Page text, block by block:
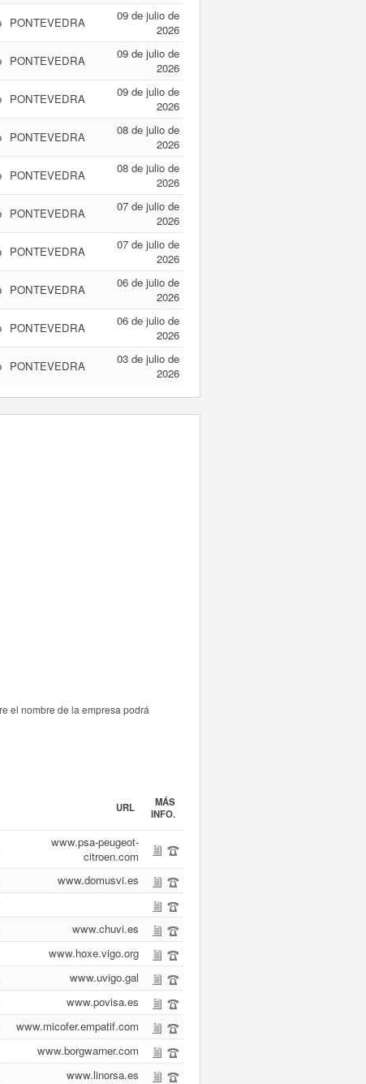
PONTEVEDRA
09 de julio de
2026
PONTEVEDRA
09 de julio de
2026
PONTEVEDRA
09 de julio de
2026
PONTEVEDRA
08 de julio de
2026
PONTEVEDRA
08 de julio de
2026
PONTEVEDRA
07 de julio de
2026
PONTEVEDRA
07 de julio de
2026
PONTEVEDRA
06 de julio de
2026
PONTEVEDRA
06 de julio de
2026
PONTEVEDRA
03 de julio de
2026
el nombre de la empresa podrá
URL
MÁS
INFO.
www.psa-peugeot-
citroen.com
www.domusvi.es
www.chuvi.es
www.hoxe.vigo.org
www.uvigo.gal
www.povisa.es
www.micofer.empatif.com
www.borgwarner.com
www.linorsa.es